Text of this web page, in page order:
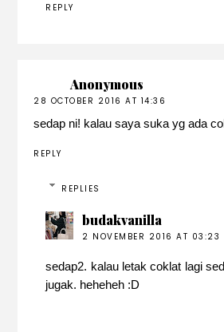
REPLY
Anonymous
28 OCTOBER 2016 AT 14:36
sedap ni! kalau saya suka yg ada
REPLY
REPLIES
budakvanilla
2 NOVEMBER 2016 AT 03:23
sedap2. kalau letak coklat lagi
jugak. heheheh :D